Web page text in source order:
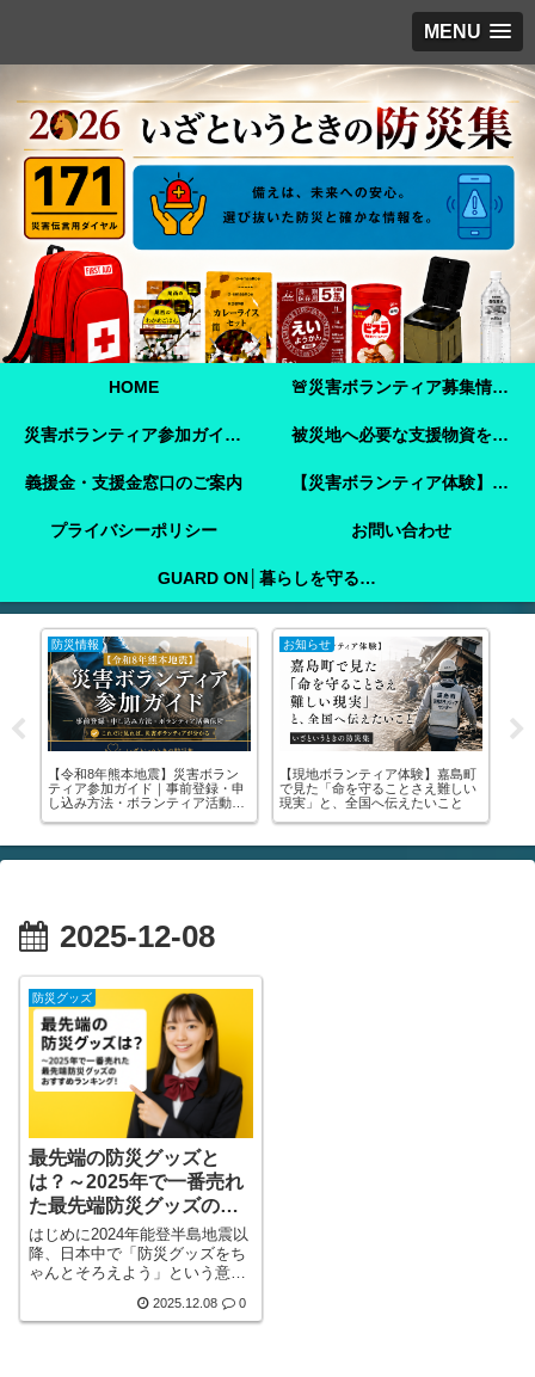
MENU
HOME 🚨災害ボランティア募集情報【2026年8月8日最新】熊本地震 🚨
災害ボランティア参加ガイド【令和8年熊本地震】事前登録・申し込み方法・ボランティア活動保険 被災地へ必要な支援物資を届けませんか？【熊本地震支援】｜Amazonほしい物リストで今すぐ支援できます
義援金・支援金窓口のご案内 【災害ボランティア体験】嘉島町で見た「命を守ることさえ難しい現実」と、全国へ伝えたいこと
プライバシーポリシー お問い合わせ
GUARD ON│暮らしを守る防犯ガイド
防災情報
子どもを地震から守るには？｜家
庭で今すぐできる備えと心のケア
をわかりやすく解説
注意喚起
🚨【緊急】罹災証明書を今すぐ取
りに行って！│申請方法・写真の
撮り方・受けられる支援まで全部
2025-12-08
防災グッズ
最先端の防災グッズと
は？～2025年で一番売れ
た最先端防災グッズのお
すすめランキング！～
はじめに2024年能登半島地震以
降、日本中で「防災グッズをち
ゃんとそろえよう」という意識
災グッズ戦国時代”と言っていい
ほど、さまざまな最先端アイテ
2025.12.08 0